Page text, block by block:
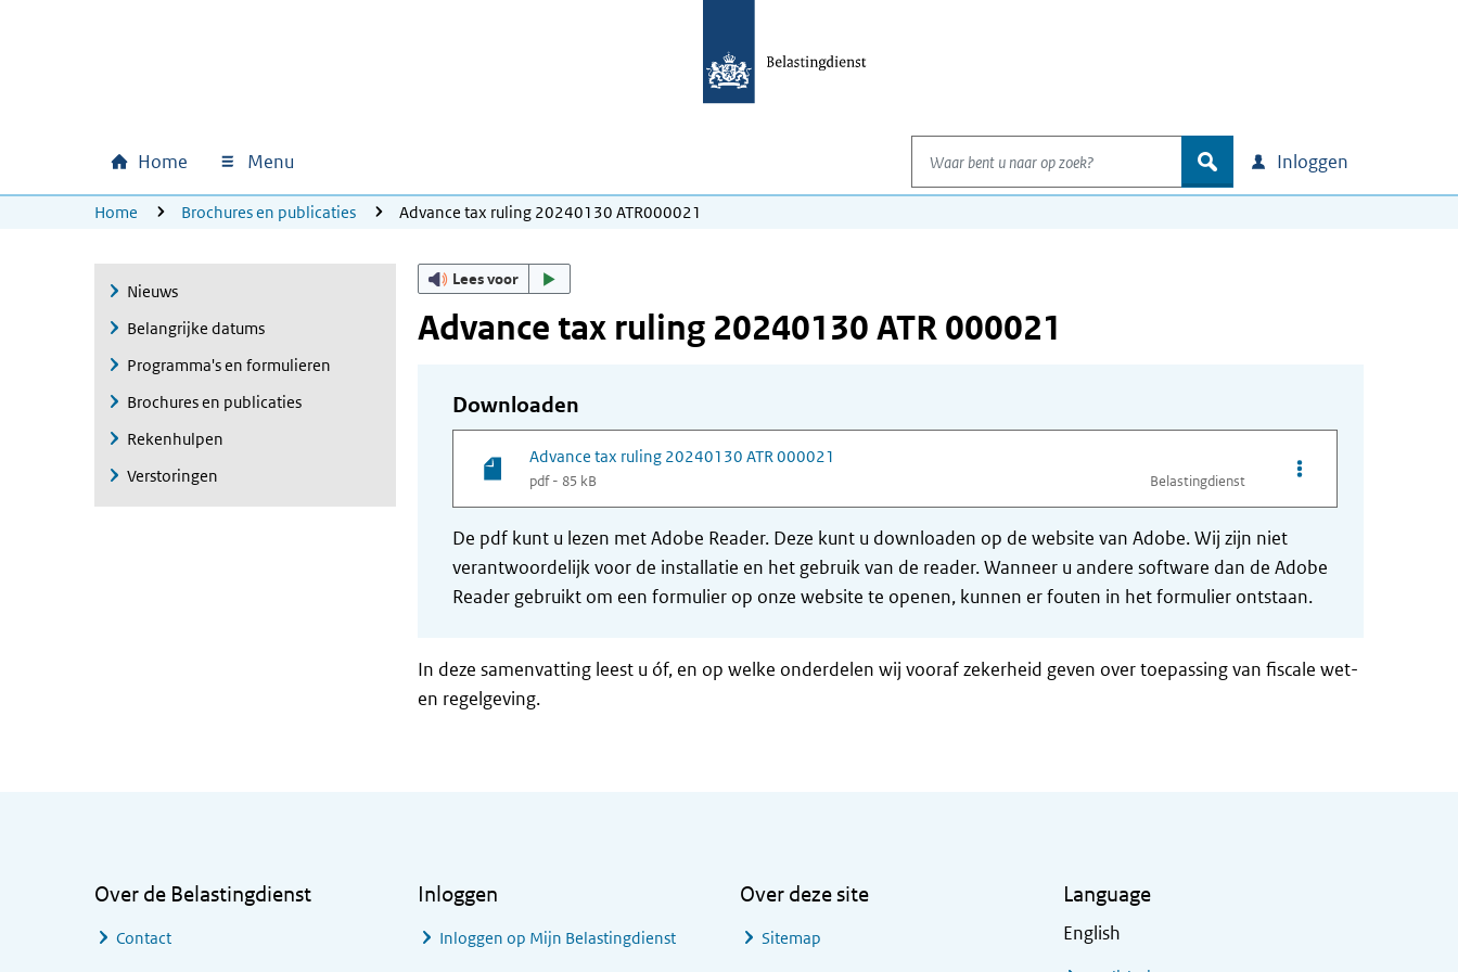
Hoofdnavigatie
Home Menu
Waar bent u naar op zoek?
zoek Inloggen
U bevindt zich hier:
Home Brochures en publicaties Advance tax ruling 20240130 ATR000021
Nieuws
Belangrijke datums
Programma's en formulieren
Brochures en publicaties
Rekenhulpen
Verstoringen
Lees voor
Advance tax ruling 20240130 ATR 000021
Downloaden
Advance tax ruling 20240130 ATR 000021
pdf - 85 kB Belastingdienst
Opties van bestand
De pdf kunt u lezen met Adobe Reader. Deze kunt u downloaden op de website van Adobe. Wij zijn niet
verantwoordelijk voor de installatie en het gebruik van de reader. Wanneer u andere software dan de Adobe
Reader gebruikt om een formulier op onze website te openen, kunnen er fouten in het formulier ontstaan.
In deze samenvatting leest u óf, en op welke onderdelen wij vooraf zekerheid geven over toepassing van fiscale wet-
en regelgeving.
Over de Belastingdienst
Contact
Inloggen
Inloggen op Mijn Belastingdienst
Over deze site
Sitemap
Language
English